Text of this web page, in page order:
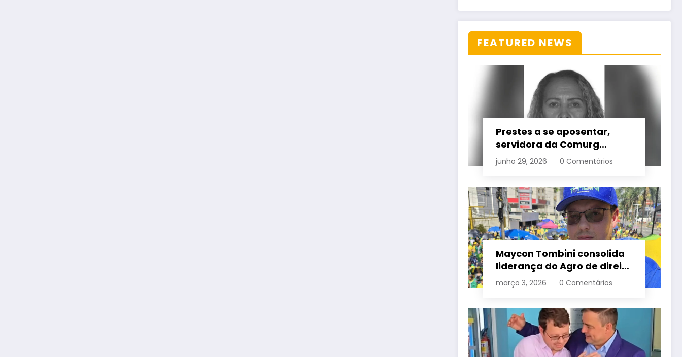
FEATURED NEWS
Prestes a se aposentar,
servidora da Comurg
atropelada por bêbado
entra em protocolo de
junho 29, 2026 0 Comentários
Maycon Tombini consolida
liderança do Agro de direita
em manifestação “Acorda
Brasil” em Goiânia
março 3, 2026 0 Comentários